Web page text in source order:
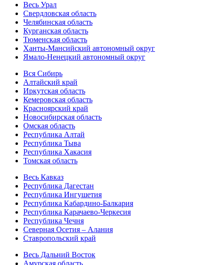
Весь Урал
Свердловская область
Челябинская область
Курганская область
Тюменская область
Ханты-Мансийский автономный округ
Ямало-Ненецкий автономный округ
Вся Сибирь
Алтайский край
Иркутская область
Кемеровская область
Красноярский край
Новосибирская область
Омская область
Республика Алтай
Республика Тыва
Республика Хакасия
Томская область
Весь Кавказ
Республика Дагестан
Республика Ингушетия
Республика Кабардино-Балкария
Республика Карачаево-Черкесия
Республика Чечня
Северная Осетия – Алания
Ставропольский край
Весь Дальний Восток
Амурская область